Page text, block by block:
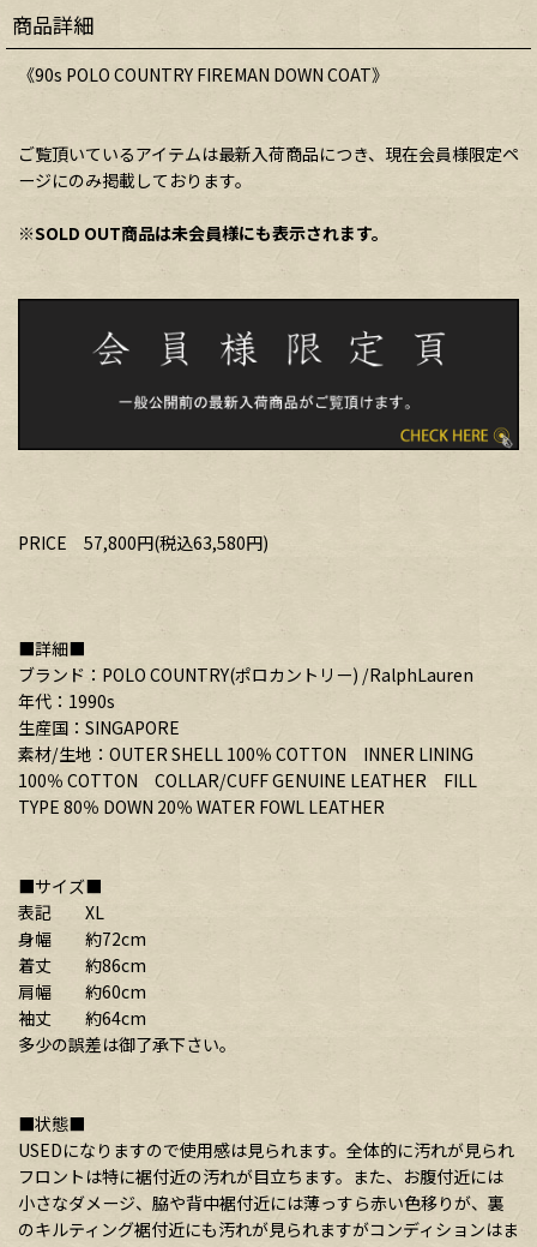
商品詳細
《90s POLO COUNTRY FIREMAN DOWN COAT》
ご覧頂いているアイテムは最新入荷商品につき、現在会員様限定ペ
ージにのみ掲載しております。
※SOLD OUT商品は未会員様にも表示されます。
PRICE 57,800円(税込63,580円)
■詳細■
ブランド：POLO COUNTRY(ポロカントリー) /RalphLauren
年代：1990s
生産国：SINGAPORE
素材/生地：OUTER SHELL 100％ COTTON INNER LINING
100％ COTTON COLLAR/CUFF GENUINE LEATHER FILL
TYPE 80％ DOWN 20％ WATER FOWL LEATHER
■サイズ■
表記 XL
身幅 約72cm
着丈 約86cm
肩幅 約60cm
袖丈 約64cm
多少の誤差は御了承下さい。
■状態■
USEDになりますので使用感は見られます。全体的に汚れが見られ
フロントは特に裾付近の汚れが目立ちます。また、お腹付近には
小さなダメージ、脇や背中裾付近には薄っすら赤い色移りが、裏
のキルティング裾付近にも汚れが見られますがコンディションはま